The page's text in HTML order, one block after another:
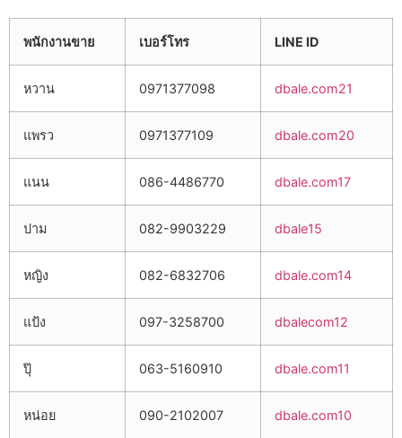
พนักงานขาย เบอร์โทร LINE ID
หวาน 0971377098 dbale.com21
แพรว 0971377109 dbale.com20
แนน 086-4486770 dbale.com17
ปาม 082-9903229 dbale15
หญิง 082-6832706 dbale.com14
แป้ง 097-3258700 dbalecom12
ปุ๊ 063-5160910 dbale.com11
หน่อย 090-2102007 dbale.com10